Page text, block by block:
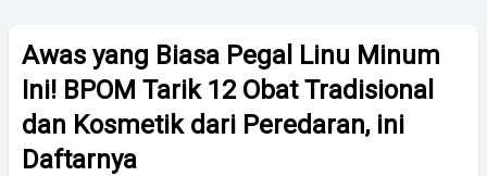
Awas yang Biasa Pegal Linu Minum
Ini! BPOM Tarik 12 Obat Tradisional
dan Kosmetik dari Peredaran, ini
Daftarnya